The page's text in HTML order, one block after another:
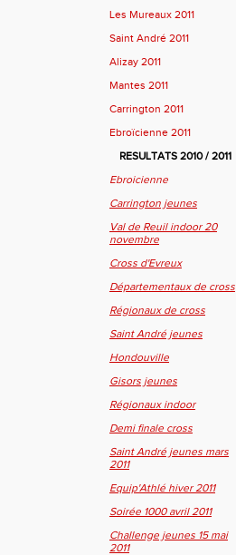
Les Mureaux 2011
Saint André 2011
Alizay 2011
Mantes 2011
Carrington 2011
Ebroïcienne 2011
RESULTATS 2010 / 2011
Ebroicienne
Carrington jeunes
Val de Reuil indoor 20
novembre
Cross d'Evreux
Départementaux de cross
Régionaux de cross
Saint André jeunes
Hondouville
Gisors jeunes
Régionaux indoor
Demi finale cross
Saint André jeunes mars
2011
Equip'Athlé hiver 2011
Soirée 1000 avril 2011
Challenge jeunes 15 mai
2011